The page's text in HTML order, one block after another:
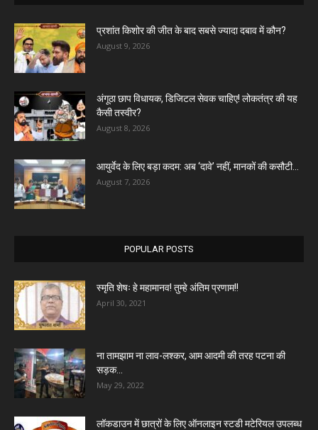
प्रशांत किशोर की जीत के बाद सबसे ज्यादा दबाव में कौन?
August 9, 2026
अंगूठा छाप विधायक, डिजिटल सेवक चाहिए! लोकतंत्र की यह
कैसी तस्वीर?
August 8, 2026
आयुर्वेद के लिए बड़ा कदम: अब ‘दावे’ नहीं, मानकों की कसौटी...
August 7, 2026
POPULAR POSTS
स्मृति शेषः हे महामानव! तुम्हे अंतिम प्रणाम!!
April 30, 2021
ना तामझाम ना लाव-लश्कर, आम आदमी की तरह पटना की
सड़क...
May 29, 2022
लॉकडाउन में छात्रों के लिए ऑनलाइन स्टडी मटेरियल उपलब्ध